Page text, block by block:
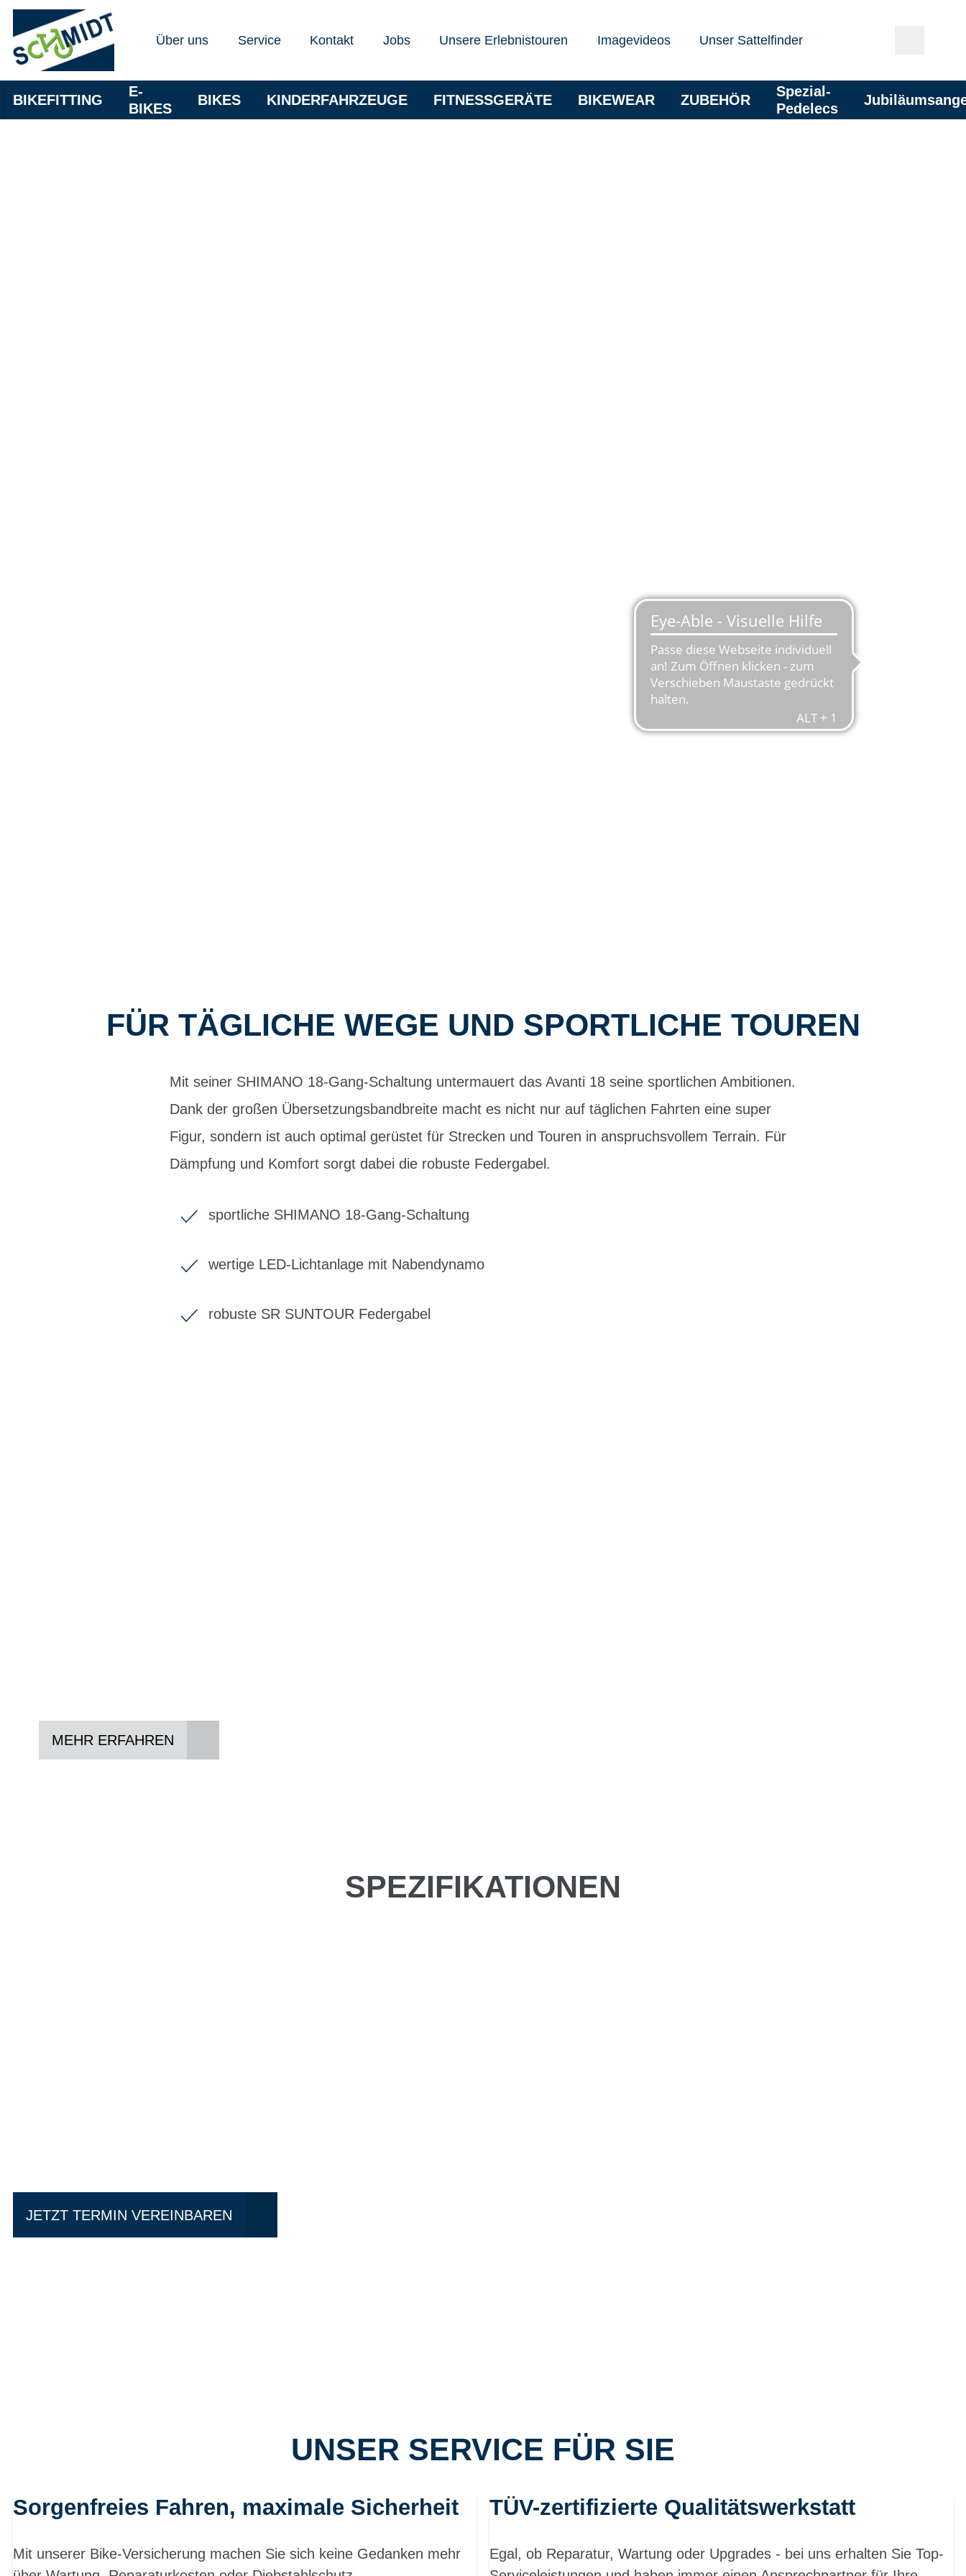
Über uns Service Kontakt Jobs Unsere Erlebnistouren Imagevideos Unser Sattelfinder
BIKEFITTING
E-
BIKES
BIKES KINDERFAHRZEUGE FITNESSGERÄTE BIKEWEAR ZUBEHÖR
Spezial-
Pedelecs
FÜR TÄGLICHE WEGE UND SPORTLICHE TOUREN
Mit seiner SHIMANO 18-Gang-Schaltung untermauert das Avanti 18 seine sportlichen Ambitionen.
Dank der großen Übersetzungsbandbreite macht es nicht nur auf täglichen Fahrten eine super
Figur, sondern ist auch optimal gerüstet für Strecken und Touren in anspruchsvollem Terrain. Für
Dämpfung und Komfort sorgt dabei die robuste Federgabel.
sportliche SHIMANO 18-Gang-Schaltung
wertige LED-Lichtanlage mit Nabendynamo
robuste SR SUNTOUR Federgabel
MEHR ERFAHREN
SPEZIFIKATIONEN
JETZT TERMIN VEREINBAREN
UNSER SERVICE FÜR SIE
Sorgenfreies Fahren, maximale Sicherheit
Mit unserer Bike-Versicherung machen Sie sich keine Gedanken mehr
TÜV-zertifizierte Qualitätswerkstatt
Egal, ob Reparatur, Wartung oder Upgrades - bei uns erhalten Sie Top-